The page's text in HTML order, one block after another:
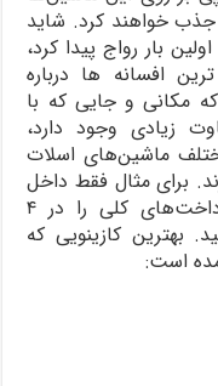
خواهند کرد. شاید
بار رواج پیدا کرد،
افسانه ها درباره
مکانی و جایی که با
زیادی وجود دارد،
ماشین‌های اسلات
برای مثال فقط داخل
لاس-وگاس شما می‌توانید درصد پرداخت‌های کلی را در ۴
بهترین کازینویی که
است: